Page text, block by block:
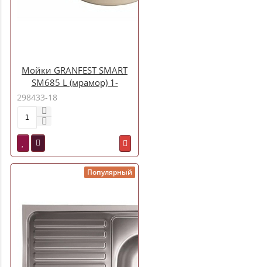
Мойки GRANFEST SMART
SM685 L (мрамор) 1-
чаша+крыло 683х433мм
БЕЖЕВЫЙ (без сифона)
298433-18
Популярный